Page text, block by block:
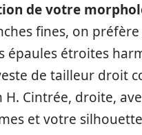
de votre
fines, on
épaules étroites
de tailleur droit
Cintrée, droite,
et votre